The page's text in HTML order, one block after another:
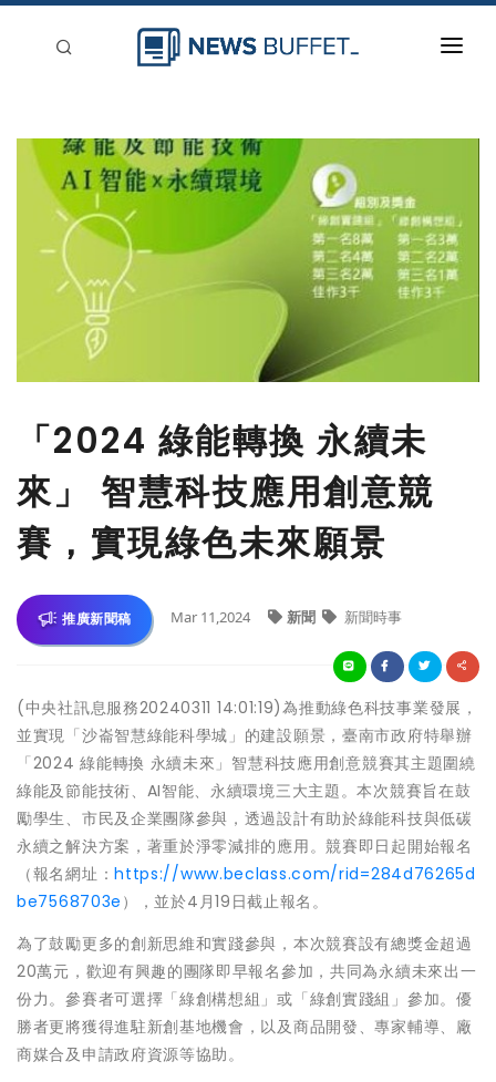
新聞稿分類
登入
刊登
「2024 綠能轉換 永續未
來」 智慧科技應用創意競
賽，實現綠色未來願景
推廣新聞稿 Mar 11,2024 新聞 新聞時事
(中央社訊息服務20240311 14:01:19)為推動綠色科技事業發展，
並實現「沙崙智慧綠能科學城」的建設願景，臺南市政府特舉辦
「2024 綠能轉換 永續未來」智慧科技應用創意競賽其主題圍繞
綠能及節能技術、AI智能、永續環境三大主題。本次競賽旨在鼓
勵學生、市民及企業團隊參與，透過設計有助於綠能科技與低碳
永續之解決方案，著重於淨零減排的應用。競賽即日起開始報名
（報名網址：https://www.beclass.com/rid=284d76265d
be7568703e ），並於4月19日截止報名。
為了鼓勵更多的創新思維和實踐參與，本次競賽設有總獎金超過
20萬元，歡迎有興趣的團隊即早報名參加，共同為永續未來出一
份力。參賽者可選擇「綠創構想組」或「綠創實踐組」參加。優
勝者更將獲得進駐新創基地機會，以及商品開發、專家輔導、廠
商媒合及申請政府資源等協助。